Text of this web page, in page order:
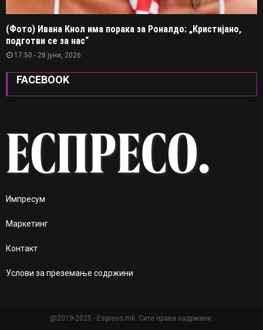
(Фото) Ивана Кнол има порака за Роналдо: „Кристијано,
подготви се за нас“
17:50 - 28 јуни, 2026
FACEBOOK
Импресум
Маркетинг
Контакт
Услови за преземање содржини
@2019-2025 - Espreso.mk. Сите права задржани.